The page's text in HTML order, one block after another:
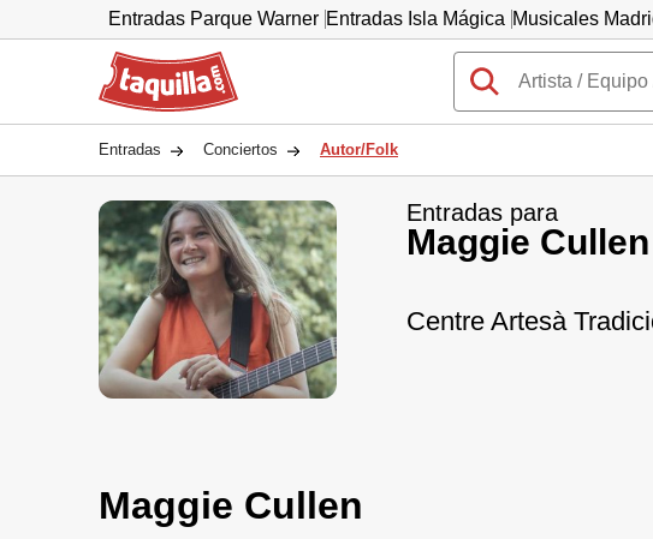
Entradas Parque Warner Entradas Isla Mágica Musicales
Taquilla.com
Entradas Conciertos Autor/Folk
Entradas para
Maggie Cullen
Centre Artesà
Maggie Cullen